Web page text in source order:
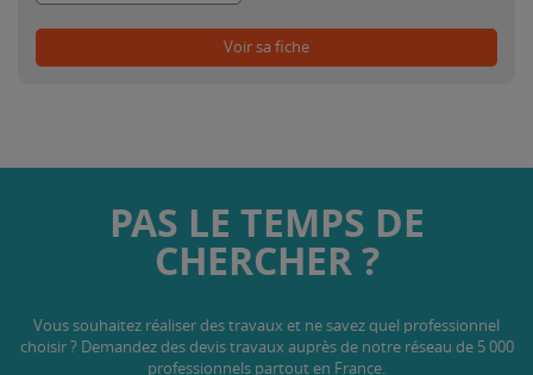
Voir sa fiche
PAS LE TEMPS DE
CHERCHER ?
Vous souhaitez réaliser des travaux et ne savez quel professionnel
choisir ? Demandez des devis travaux auprès de notre réseau de 5 000
professionnels partout en France.